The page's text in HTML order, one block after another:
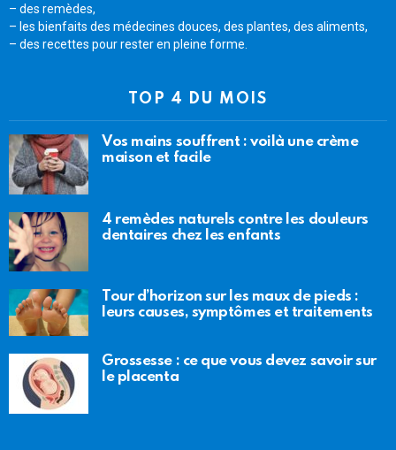
– des remèdes,
– les bienfaits des médecines douces, des plantes, des aliments,
– des recettes pour rester en pleine forme.
TOP 4 DU MOIS
Vos mains souffrent : voilà une crème
maison et facile
4 remèdes naturels contre les douleurs
dentaires chez les enfants
Tour d’horizon sur les maux de pieds :
leurs causes, symptômes et traitements
Grossesse : ce que vous devez savoir sur
le placenta